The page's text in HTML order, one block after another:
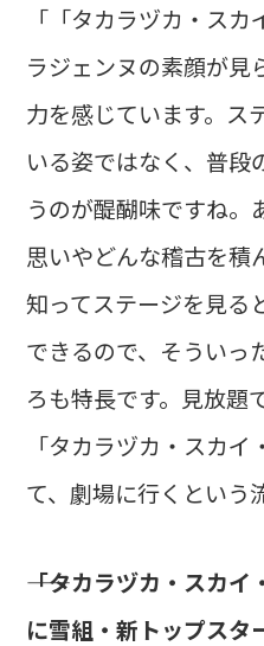
「「タカラヅカ・ス
ラジェンヌの素顔が見
力を感じています。ス
いる姿ではなく、普段
うのが醍醐味ですね。
思いやどんな稽古を積
知ってステージを見る
できるので、そういっ
ろも特長です。見放題
「タカラヅカ・スカ
て、劇場に行くという
――「タカラヅカ・スカ
に雪組・新トップスタ